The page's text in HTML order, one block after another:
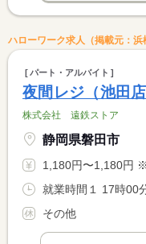
ハローワーク求人（掲載元：浜
パート・アルバイト
夜間レジ（池田店
株式会社 遠鉄ストア
静岡県磐田市
1,180円〜1,180円 ※フルタイム求人の
就業時間１ 17時00
その他